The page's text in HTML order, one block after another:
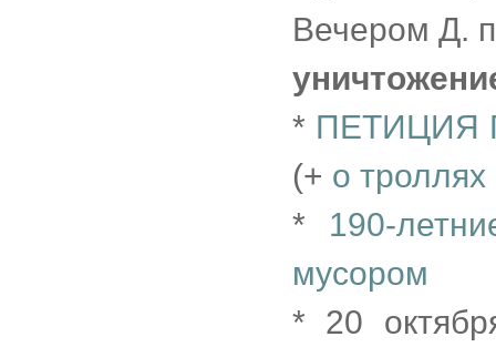
Вечером Д.
* ПЕТИЦИЯ
(+ о
* 190-
мусором
* 20